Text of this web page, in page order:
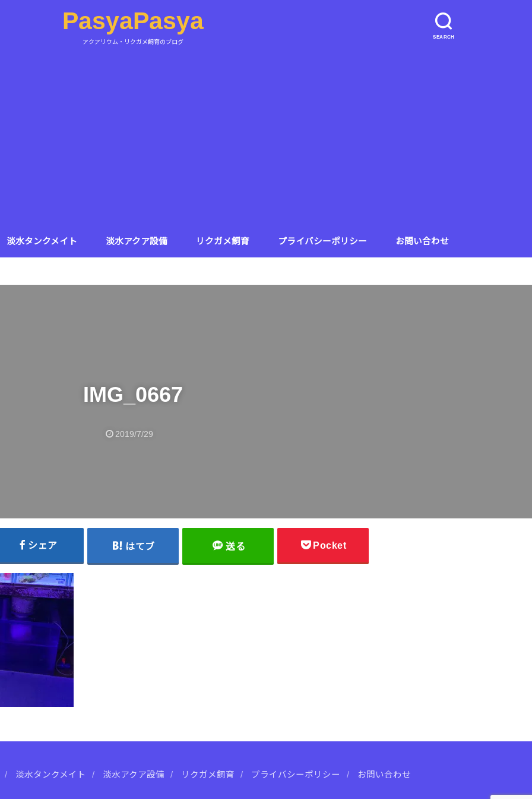
SEARCH
PasyaPasya
アクアリウム・リクガメ飼育のブログ
淡水タンクメイト 淡水アクア設備 リクガメ飼育 プライバシーポリシー お問い合わせ
IMG_0667
2019/7/29
シェア はてブ 送る Pocket
淡水タンクメイト 淡水アクア設備 リクガメ飼育 プライバシーポリシー お問い合わせ